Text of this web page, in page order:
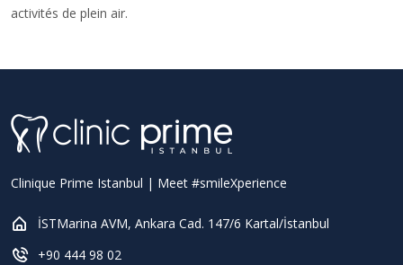
activités de plein air.
Clinique Prime Istanbul | Meet #smileXperience
İSTMarina AVM, Ankara Cad. 147/6 Kartal/İstanbul
+90 444 98 02